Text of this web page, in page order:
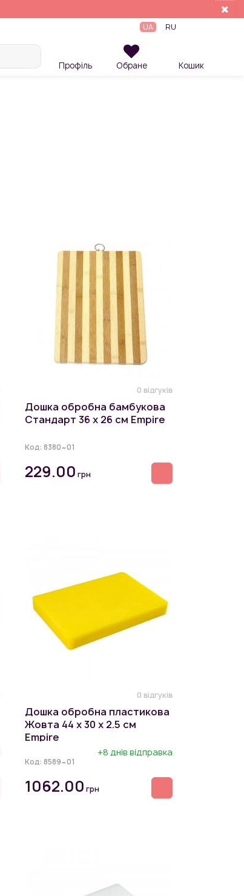
UA RU
Профіль
Обране Кошик
0 відгуків
Дошка обробна бамбукова
Стандарт 36 х 26 см Empire
Код:8380~01
229.00 грн
0 відгуків
Дошка обробна пластикова
Жовта 44 х 30 х 2.5 см
Empire
+8 днів відправка
Код:8589~01
1062.00 грн